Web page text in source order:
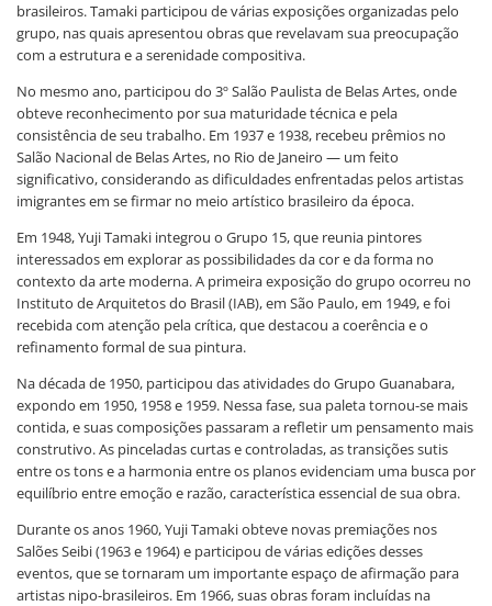
brasileiros. Tamaki participou de várias exposições organizadas pelo
grupo, nas quais apresentou obras que revelavam sua preocupação
com a estrutura e a serenidade compositiva.
No mesmo ano, participou do 3º Salão Paulista de Belas Artes, onde
obteve reconhecimento por sua maturidade técnica e pela
consistência de seu trabalho. Em 1937 e 1938, recebeu prêmios no
Salão Nacional de Belas Artes, no Rio de Janeiro — um feito
significativo, considerando as dificuldades enfrentadas pelos artistas
imigrantes em se firmar no meio artístico brasileiro da época.
Em 1948, Yuji Tamaki integrou o Grupo 15, que reunia pintores
interessados em explorar as possibilidades da cor e da forma no
contexto da arte moderna. A primeira exposição do grupo ocorreu no
Instituto de Arquitetos do Brasil (IAB), em São Paulo, em 1949, e foi
recebida com atenção pela crítica, que destacou a coerência e o
refinamento formal de sua pintura.
Na década de 1950, participou das atividades do Grupo Guanabara,
expondo em 1950, 1958 e 1959. Nessa fase, sua paleta tornou-se mais
contida, e suas composições passaram a refletir um pensamento mais
construtivo. As pinceladas curtas e controladas, as transições sutis
entre os tons e a harmonia entre os planos evidenciam uma busca por
equilíbrio entre emoção e razão, característica essencial de sua obra.
Durante os anos 1960, Yuji Tamaki obteve novas premiações nos
Salões Seibi (1963 e 1964) e participou de várias edições desses
eventos, que se tornaram um importante espaço de afirmação para
artistas nipo-brasileiros. Em 1966, suas obras foram incluídas na